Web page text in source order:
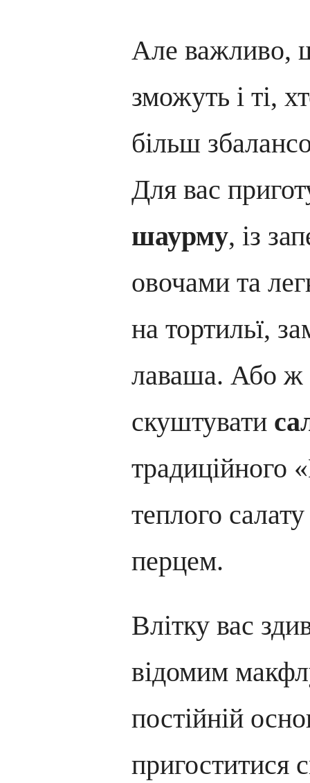
Але важливо,
зможуть і ті,
більш
Для вас
шаурму, із
овочами та
на тортильї,
лаваша. Або ж
скуштувати
традиційного
теплого
перцем.
Влітку вас
відомим
постійній
пригоститися